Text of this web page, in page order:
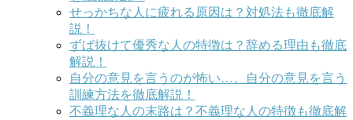
せっかちな人に疲れる原因は？対処法も徹底解
説！
ずば抜けて優秀な人の特徴は？辞める理由も徹底
解説！
自分の意見を言うのが怖い…。自分の意見を言う
訓練方法を徹底解説！
不義理な人の末路は？不義理な人の特徴も徹底解